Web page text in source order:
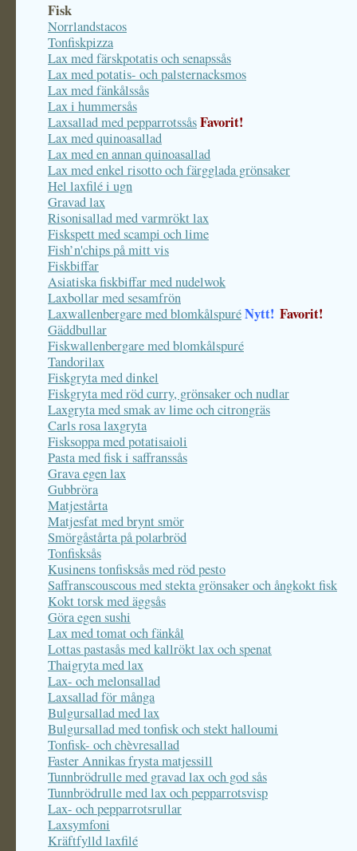
Fisk
Norrlandstacos
Tonfiskpizza
Lax med färskpotatis och senapssås
Lax med potatis- och palsternacksmos
Lax med fänkålssås
Lax i hummersås
Laxsallad med pepparrotssåsFavorit!
Lax med quinoasallad
Lax med en annan quinoasallad
Lax med enkel risotto och färgglada grönsaker
Hel laxfilé i ugn
Gravad lax
Risonisallad med varmrökt lax
Fiskspett med scampi och lime
Fish’n'chips på mitt vis
Fiskbiffar
Asiatiska fiskbiffar med nudelwok
Laxbollar med sesamfrön
Laxwallenbergare med blomkålspuréNytt! Favorit!
Gäddbullar
Fiskwallenbergare med blomkålspuré
Tandorilax
Fiskgryta med dinkel
Fiskgryta med röd curry, grönsaker och nudlar
Laxgryta med smak av lime och citrongräs
Carls rosa laxgryta
Fisksoppa med potatisaioli
Pasta med fisk i saffranssås
Grava egen lax
Gubbröra
Matjestårta
Matjesfat med brynt smör
Smörgåstårta på polarbröd
Tonfisksås
Kusinens tonfisksås med röd pesto
Saffranscouscous med stekta grönsaker och ångkokt fisk
Kokt torsk med äggsås
Göra egen sushi
Lax med tomat och fänkål
Lottas pastasås med kallrökt lax och spenat
Thaigryta med lax
Lax- och melonsallad
Laxsallad för många
Bulgursallad med lax
Bulgursallad med tonfisk och stekt halloumi
Tonfisk- och chèvresallad
Faster Annikas frysta matjessill
Tunnbrödrulle med gravad lax och god sås
Tunnbrödrulle med lax och pepparrotsvisp
Lax- och pepparrotsrullar
Laxsymfoni
Kräftfylld laxfilé